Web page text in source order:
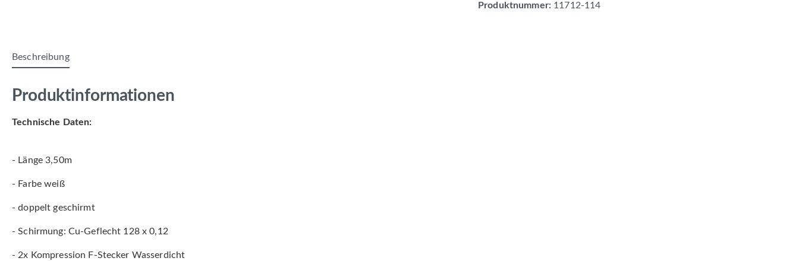
Produktnummer: 11712-114
Beschreibung
Produktinformationen
Technische Daten:
- Länge 3,50m
- Farbe weiß
- doppelt geschirmt
- Schirmung: Cu-Geflecht 128 x 0,12
- 2x Kompression F-Stecker Wasserdicht